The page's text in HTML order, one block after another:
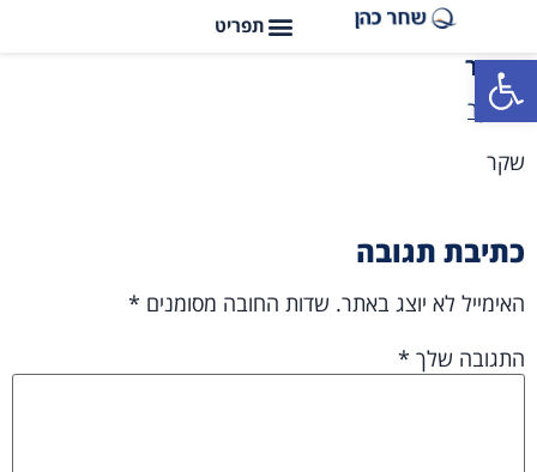
פתח סרגל נגישות
שקר
שקר
כתיבת תגובה
האימייל לא יוצג באתר. שדות החובה מסומנים *
התגובה שלך *